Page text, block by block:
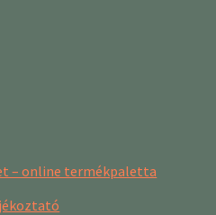
– online termékpaletta